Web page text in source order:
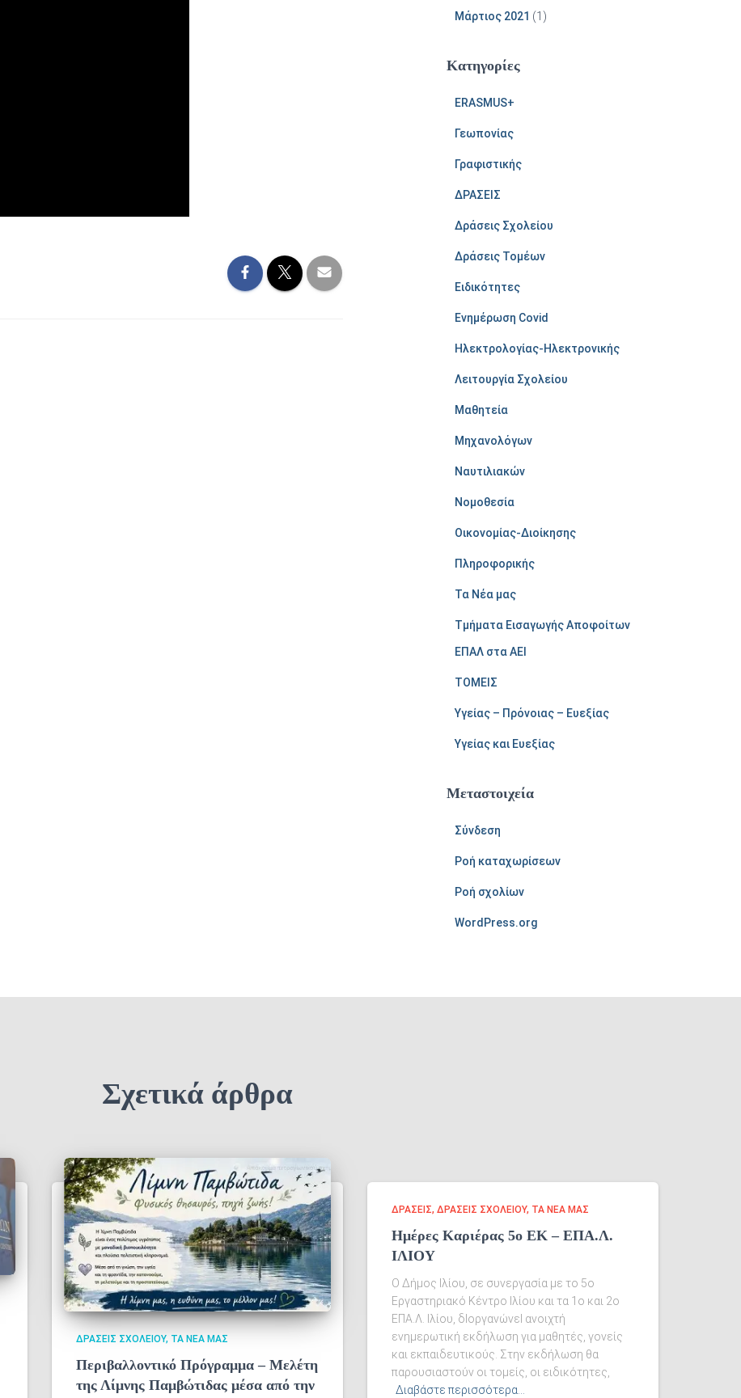
Μάρτιος 2021 (1)
Kατηγορίες
ERASMUS+
Γεωπονίας
Γραφιστικής
ΔΡΑΣΕΙΣ
Δράσεις Σχολείου
Δράσεις Τομέων
Ειδικότητες
Ενημέρωση Covid
Ηλεκτρολογίας-Ηλεκτρονικής
Λειτουργία Σχολείου
Μαθητεία
Μηχανολόγων
Ναυτιλιακών
Νομοθεσία
Οικονομίας-Διοίκησης
Πληροφορικής
Τα Νέα μας
Τμήματα Εισαγωγής Αποφοίτων
ΕΠΑΛ στα ΑΕΙ
ΤΟΜΕΙΣ
Υγείας – Πρόνοιας – Ευεξίας
Υγείας και Ευεξίας
Μεταστοιχεία
Σύνδεση
Ροή καταχωρίσεων
Ροή σχολίων
WordPress.org
Σχετικά άρθρα
ΔΡΆΣΕΙΣ ΣΧΟΛΕΊΟΥ ΤΑ ΝΈΑ ΜΑΣ
Περιβαλλοντικό Πρόγραμμα – Μελέτη
της Λίμνης Παμβώτιδας μέσα από την
ΔΡΑΣΕΙΣ ΔΡΆΣΕΙΣ ΣΧΟΛΕΊΟΥ ΤΑ ΝΈΑ ΜΑΣ
Ημέρες Καριέρας 5ο ΕΚ – ΕΠΑ.Λ.
ΙΛΙΟΥ
O Δήμος Ιλίου, σε συνεργασία με το 5ο
Εργαστηριακό Κέντρο Ιλίου και τα 1ο και 2ο
ΕΠΑ.Λ. Ιλίου, δΙοργανώνεΙ ανοιχτή
ενημερωτική εκδήλωση για μαθητές, γονείς
και εκπαιδευτικούς. Στην εκδήλωση θα
παρουσιαστούν οι τομείς, οι ειδικότητες,
Διαβάστε περισσότερα…